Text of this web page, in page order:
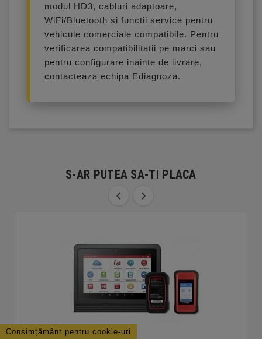
modul HD3, cabluri adaptoare,
WiFi/Bluetooth si functii service pentru
vehicule comerciale compatibile. Pentru
verificarea compatibilitatii pe marci sau
pentru configurare inainte de livrare,
contacteaza echipa Ediagnoza.
S-AR PUTEA SA-TI PLACA
Consimțământ pentru cookie-uri